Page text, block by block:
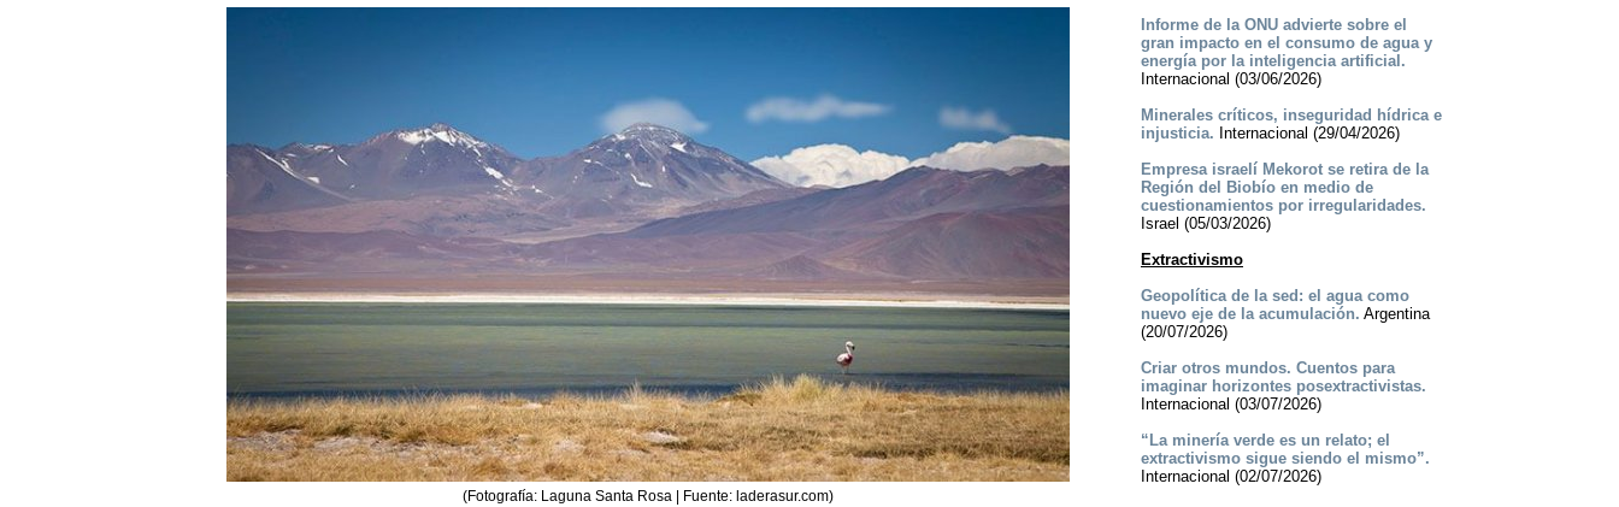
(Fotografía: Laguna Santa Rosa | Fuente: laderasur.com)
Informe de la ONU advierte sobre el
gran impacto en el consumo de agua y
energía por la inteligencia artificial.
Internacional (03/06/2026)
Minerales críticos, inseguridad hídrica e
injusticia. Internacional (29/04/2026)
Empresa israelí Mekorot se retira de la
Región del Biobío en medio de
cuestionamientos por irregularidades.
Israel (05/03/2026)
Extractivismo
Geopolítica de la sed: el agua como
nuevo eje de la acumulación. Argentina
(20/07/2026)
Criar otros mundos. Cuentos para
imaginar horizontes posextractivistas.
Internacional (03/07/2026)
“La minería verde es un relato; el
extractivismo sigue siendo el mismo”.
Internacional (02/07/2026)